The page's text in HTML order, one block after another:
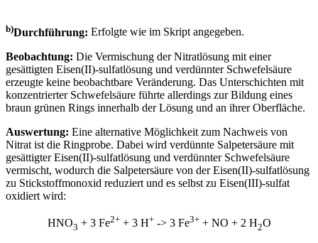
b)Durchführung: Erfolgte wie im Skript angegeben.
Beobachtung: Die Vermischung der Nitratlösung mit einer
gesättigten Eisen(II)-sulfatlösung und verdünnter Schwefelsäure
erzeugte keine beobachtbare Veränderung. Das Unterschichten mit
konzentrierter Schwefelsäure führte allerdings zur Bildung eines
braun grünen Rings innerhalb der Lösung und an ihrer Oberfläche.
Auswertung: Eine alternative Möglichkeit zum Nachweis von
Nitrat ist die Ringprobe. Dabei wird verdünnte Salpetersäure mit
gesättigter Eisen(II)-sulfatlösung und verdünnter Schwefelsäure
vermischt, wodurch die Salpetersäure von der Eisen(II)-sulfatlösung
zu Stickstoffmonoxid reduziert und es selbst zu Eisen(III)-sulfat
oxidiert wird:
HNO3 + 3 Fe2++ 3 H+-> 3 Fe3++ NO + 2 H2O